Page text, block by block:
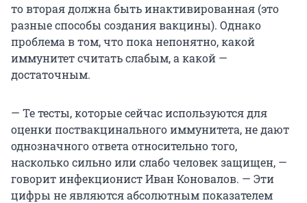
то вторая должна быть инактивированная (это
разные способы создания вакцины). Однако
проблема в том, что пока непонятно, какой
иммунитет считать слабым, а какой —
достаточным.
— Те тесты, которые сейчас используются для
оценки поствакцинального иммунитета, не дают
однозначного ответа относительно того,
насколько сильно или слабо человек защищен, —
говорит инфекционист Иван Коновалов. — Эти
цифры не являются абсолютным показателем